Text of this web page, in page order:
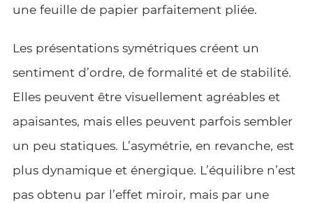
une feuille de papier parfaitement pliée.
Les présentations symétriques créent un
sentiment d’ordre, de formalité et de stabilité.
Elles peuvent être visuellement agréables et
apaisantes, mais elles peuvent parfois sembler
un peu statiques. L’asymétrie, en revanche, est
plus dynamique et énergique. L’équilibre n’est
pas obtenu par l’effet miroir, mais par une